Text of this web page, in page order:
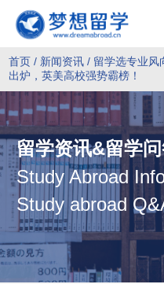
首页 / 新闻资讯 / 留学选专业风
出炉，英美高校强势霸榜！
留学资讯&留学
Study Abroad
Study abroad